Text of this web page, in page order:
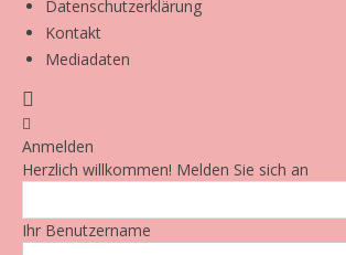
Datenschutzerklärung
Kontakt
Mediadaten
Anmelden
Herzlich willkommen! Melden Sie sich an
Ihr Benutzername